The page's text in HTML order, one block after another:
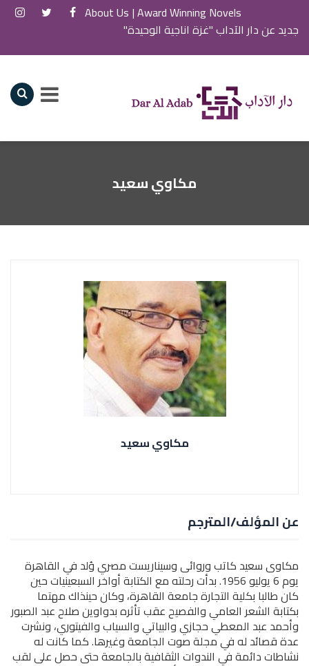
Award Winning Novels |
About Us
جديد عن دار الآداب "غزة اناجية الوحيدة"
مكاوي سعيد
مكاوي سعيد
عن المؤلف/المترجم
مكاوى سعيد كاتب وروائى وسيناريست مصري وُلد في القاهرة
يوم 6 يوليو 1956. بدأت رحلته مع الكتابة أواخر السبعينيات حين
كان طالبا بكلية التجارة جامعة القاهرة، وكان حينذاك مهتما
بكتابة الشعر العامي والفصيح عقب تأثره بدواوين صلاح عبد الصبور
وأحمد عبد المعطي حجازي والبياتي والسياب والفيتوري، ونشرت
عدة قصائد له في مجلة صوت الجامعة وغيرها. كما كانت له
نشاطات دائمة في الندوات الثقافية بالجامعة حتى حصل على لقب